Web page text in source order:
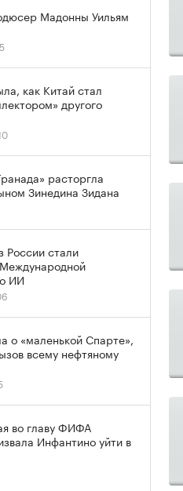
Мадонны Уильям
как Китай стал
другого
расторгла
Зинедина Зидана
России стали
ИИ
о «маленькой Спарте»,
всему нефтяному
во главу ФИФА
Инфантино уйти в